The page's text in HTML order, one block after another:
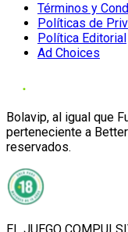
Términos y
Políticas de
Política Editorial
Ad Choices
Bolavip, al igual que
perteneciente a
reservados.